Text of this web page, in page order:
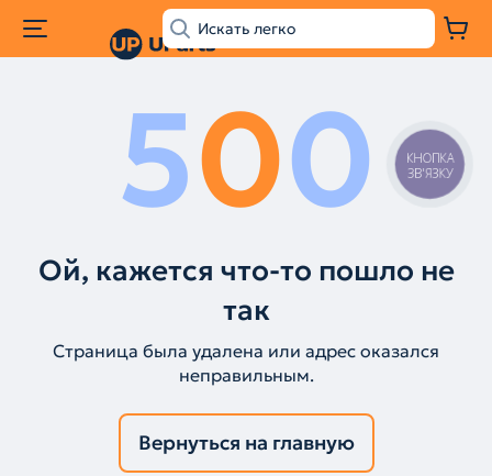
500
Ой, кажется что-то пошло не
так
Страница была удалена или адрес оказался
неправильным.
Вернуться на главную
КНОПКА
ЗВ'ЯЗКУ